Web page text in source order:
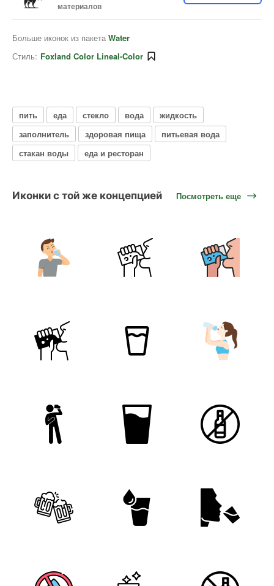
материалов
Больше иконок из пакета Water
Стиль: Foxland Color Lineal-Color
пить еда стекло вода
жидкость
заполнитель
здоровая пища
питьевая вода
стакан воды
еда и ресторан
Иконки с той же концепцией Посмотреть еще